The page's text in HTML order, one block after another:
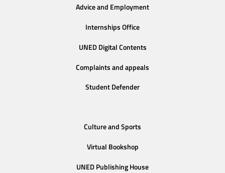
Advice and Employment
Internships Office
UNED Digital Contents
Complaints and appeals
Student Defender
Culture and Sports
Virtual Bookshop
UNED Publishing House